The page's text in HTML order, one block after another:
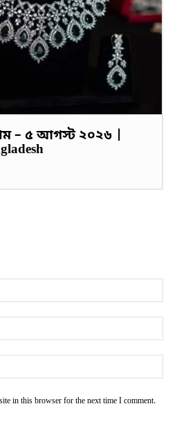
– ৫ আগস্ট ২০২৬ |
in this browser for the next time I comment.